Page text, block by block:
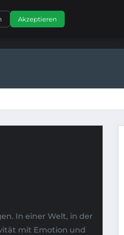
In einer Welt, in der
mit Emotion und
Akzeptieren